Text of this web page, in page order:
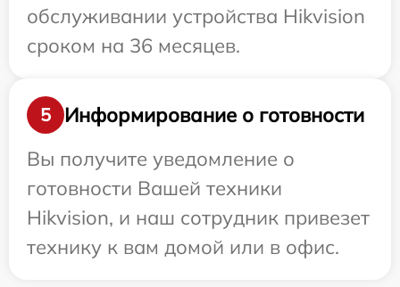
обслуживании устройства Hikvision
сроком на 36 месяцев.
5
Информирование о готовности
Вы получите уведомление о
готовности Вашей техники
Hikvision, и наш сотрудник привезет
технику к вам домой или в офис.